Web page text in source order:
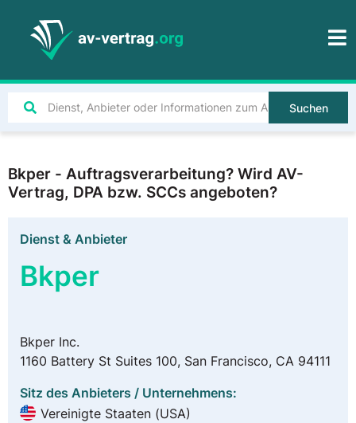
Suchen
Bkper - Auftragsverarbeitung? Wird AV-
Vertrag, DPA bzw. SCCs angeboten?
Dienst & Anbieter
Bkper
Bkper Inc.
1160 Battery St Suites 100, San Francisco, CA 94111
Sitz des Anbieters / Unternehmens:
Vereinigte Staaten (USA)